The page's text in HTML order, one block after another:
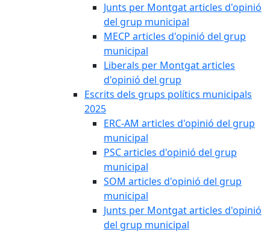
Junts per Montgat articles d'opinió
del grup municipal
MECP articles d'opinió del grup
municipal
Liberals per Montgat articles
d'opinió del grup
Escrits dels grups polítics municipals
2025
ERC-AM articles d'opinió del grup
municipal
PSC articles d'opinió del grup
municipal
SOM articles d'opinió del grup
municipal
Junts per Montgat articles d'opinió
del grup municipal